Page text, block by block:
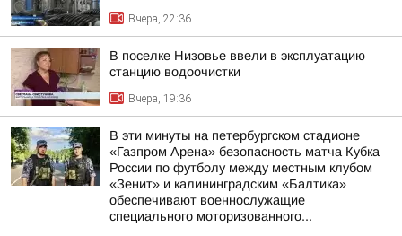
Вчера, 22:36
В поселке Низовье ввели в эксплуатацию
станцию водоочистки
Вчера, 19:36
В эти минуты на петербургском стадионе
«Газпром Арена» безопасность матча Кубка
России по футболу между местным клубом
«Зенит» и калининградским «Балтика»
обеспечивают военнослужащие
специального моторизованного...